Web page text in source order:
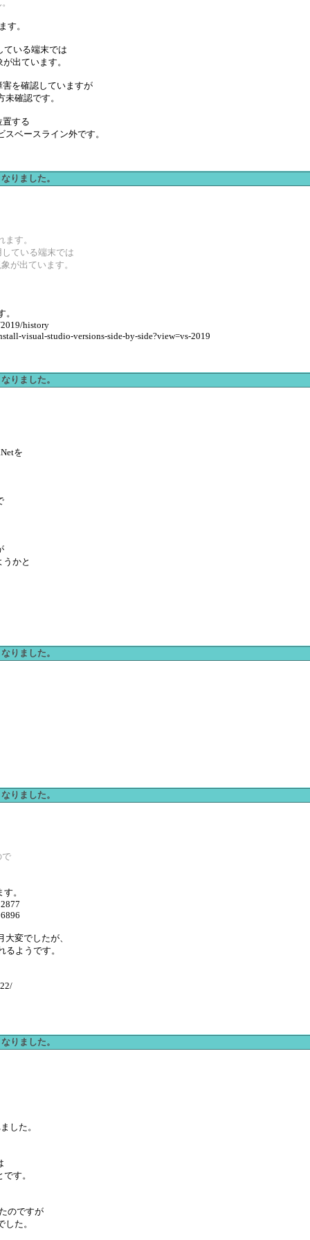
す。
ている端末では
出ています。
害を確認していますが
確認です。
する
ベースライン外です。
りました。
す。
ている端末では
が出ています。
history
visual-studio-versions-side-by-side?view=vs-2019
りました。
を
かと
りました。
りました。
で
。
変でしたが、
るようです。
りました。
した。
す。
のですが
た。